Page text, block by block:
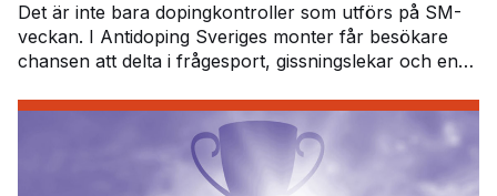
Det är inte bara dopingkontroller som utförs på SM-
veckan. I Antidoping Sveriges monter får besökare
chansen att delta i frågesport, gissningslekar och en